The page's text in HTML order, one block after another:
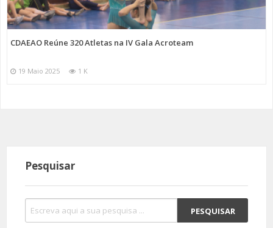
CDAEAO Reúne 320 Atletas na IV Gala Acroteam
19 Maio 2025 1 K
Pesquisar